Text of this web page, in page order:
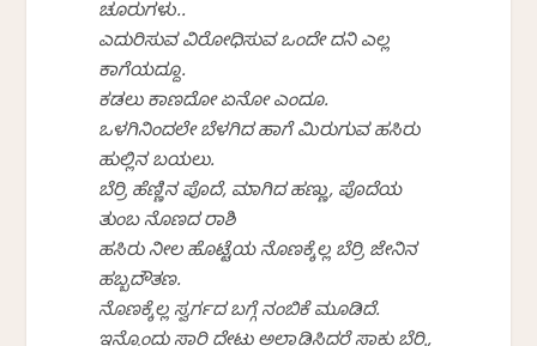
ಚೂರುಗಳು..
ಎದುರಿಸುವ ವಿರೋಧಿಸುವ ಒಂದೇ ದನಿ ಎಲ್ಲ
ಕಾಗೆಯದ್ದೂ.
ಕಡಲು ಕಾಣದೋ ಏನೋ ಎಂದೂ.
ಒಳಗಿನಿಂದಲೇ ಬೆಳಗಿದ ಹಾಗೆ ಮಿರುಗುವ ಹಸಿರು
ಹುಲ್ಲಿನ ಬಯಲು.
ಬೆರ್ರಿ ಹೆಣ್ಣಿನ ಪೊದೆ, ಮಾಗಿದ ಹಣ್ಣು, ಪೊದೆಯ
ತುಂಬ ನೊಣದ ರಾಶಿ
ಹಸಿರು ನೀಲ ಹೊಟ್ಟೆಯ ನೊಣಕ್ಕೆಲ್ಲ ಬೆರ್ರಿ ಜೇನಿನ
ಹಬ್ಬದೌತಣ.
ನೊಣಕ್ಕೆಲ್ಲ ಸ್ವರ್ಗದ ಬಗ್ಗೆ ನಂಬಿಕೆ ಮೂಡಿದೆ.